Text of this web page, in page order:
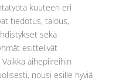
kuuteen eri
tiedotus, talous,
sekä
esittelivät
aihepiireihin
nousi esille hyviä